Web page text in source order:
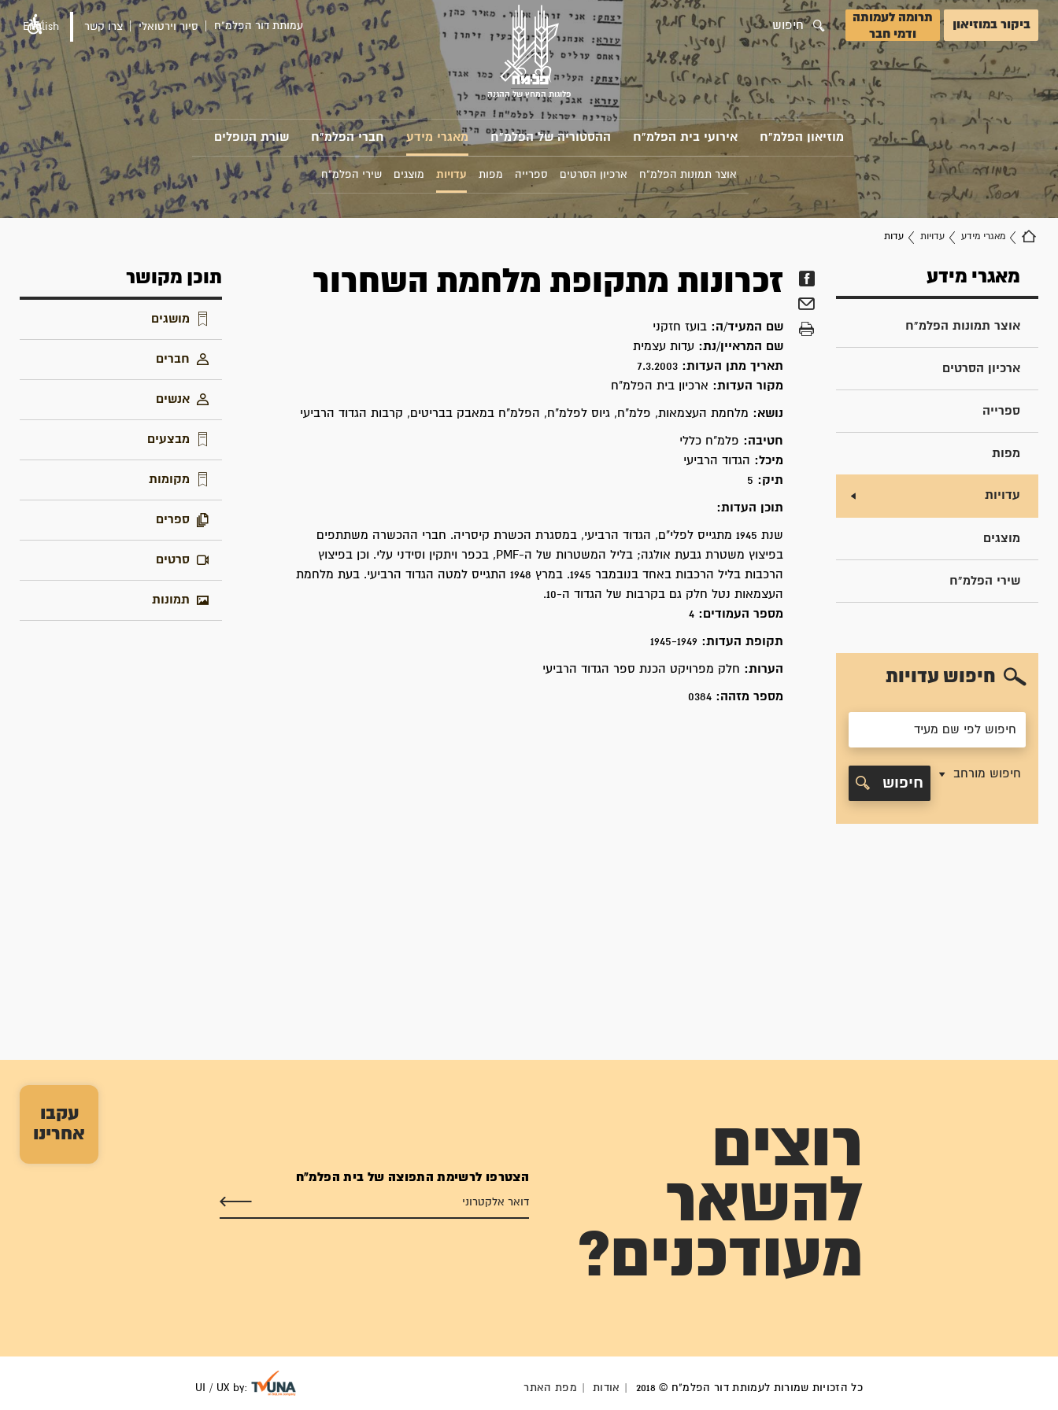
עקבו
אחרינו
ביקור במוזיאון
תרומה לעמותה
ודמי חבר
חיפוש
פלוגות המחץ של ההגנה
עמותת דור הפלמ"ח סיור וירטואלי צרו קשר English
מוזיאון הפלמ"ח אירועי בית הפלמ"ח ההסטוריה של הפלמ"ח מאגרי מידע חברי הפלמ"ח שורת הנופלים
אוצר תמונות הפלמ"ח ארכיון הסרטים ספרייה מפות עדויות מוצגים שירי הפלמ"ח
מאגרי מידע עדויות עדות
מאגרי מידע
אוצר תמונות הפלמ"ח
ארכיון הסרטים
ספרייה
מפות
עדויות
מוצגים
שירי הפלמ"ח
חיפוש עדויות
חיפוש מורחב
חיפוש
זכרונות מתקופת מלחמת השחרור
שם המעיד/ה: בועז חזקני
שם המראיין/נת: עדות עצמית
תאריך מתן העדות: 7.3.2003
מקור העדות: ארכיון בית הפלמ"ח
נושא: מלחמת העצמאות, פלמ"ח, גיוס לפלמ"ח, הפלמ"ח במאבק בבריטים, קרבות הגדוד הרביעי
חטיבה: פלמ"ח כללי
מיכל: הגדוד הרביעי
תיק: 5
תוכן העדות:
שנת 1945 מתגייס לפלי"ם, הגדוד הרביעי, במסגרת הכשרת קיסריה. חברי ההכשרה משתתפים
בפיצוץ משטרת גבעת אולגה; בליל המשטרות של ה-PMF, בכפר ויתקין וסידני עלי. וכן בפיצוץ
הרכבות בליל הרכבות באחד בנובמבר 1945. במרץ 1948 התגייס למטה הגדוד הרביעי. בעת מלחמת
העצמאות נטל חלק גם בקרבות של הגדוד ה-10.
מספר העמודים: 4
תקופת העדות: 1945-1949
הערות: חלק מפרויקט הכנת ספר הגדוד הרביעי
מספר מזהה: 0384
תוכן מקושר
מושגים
חברים
אנשים
מבצעים
מקומות
ספרים
סרטים
תמונות
רוצים
להשאר
מעודכנים?
הצטרפו לרשימת התפוצה של בית הפלמ"ח
כל הזכויות שמורות לעמותת דור הפלמ"ח © 2018 אודות מפת האתר UI / UX by: